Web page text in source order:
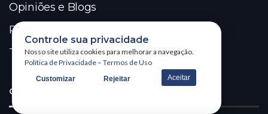
Opiniões e Blogs
Política
Tecnologia & Inovação
COLUNISTAS
Controle sua privacidade
Nosso site utiliza cookies para melhorar a navegação.
Política de Privacidade – Termos de Uso
Customizar Rejeitar Aceitar